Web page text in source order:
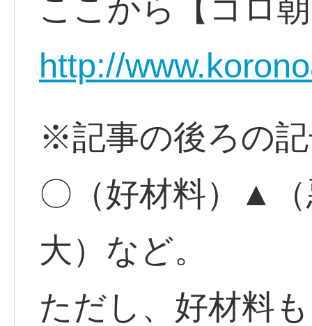
ここから【コロ
http://
※記事の後ろの
〇（好材料）▲
大）など。
ただし、好材料